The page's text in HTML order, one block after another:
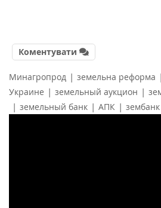
Коментувати
Минагропрод | земельна реформа |
Украине | земельный аукцион |
| земельный банк | АПК | зембанк